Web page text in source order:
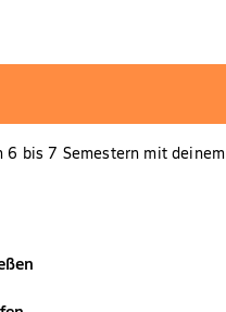
bis 7 Semestern mit deinem